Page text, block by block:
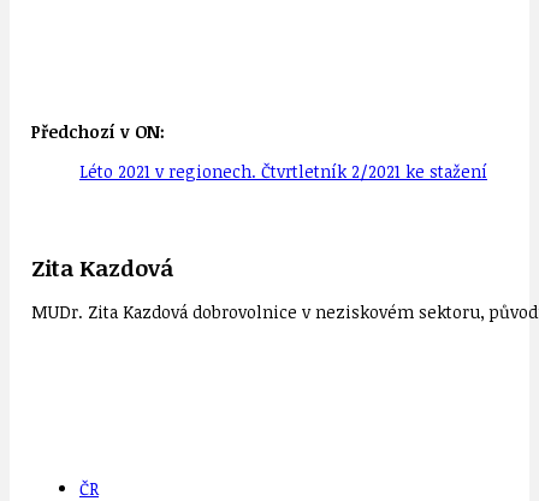
Předchozí v ON:
Léto 2021 v regionech. Čtvrtletník 2/2021 ke stažení
Zita Kazdová
MUDr. Zita Kazdová dobrovolnice v neziskovém sektoru,
ČR